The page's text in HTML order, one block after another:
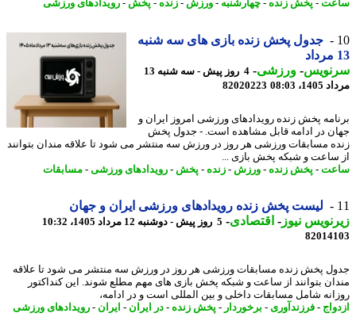
-پخش زنده -چهارشنبه-ورزش -زنده -پخش-رویدادهای ورزشی
جدول پخش زنده بازی های سه شنبه
-ورزشی-
4 روز پیش - سه شنبه 13
08:03
82020223
پخش زنده رویدادهای ورزشی امروز ایران و
در ادامه قابل مشاهده است. - جدول پخش
مسابقات ورزشی هر روز در ورزش سه منتشر می شود تا علاقه مندان بتوانند
و شبکه پخش بازی ...
-پخش زنده -ورزش -زنده -پخش-رویدادهای ورزشی -مسابقات
لیست پخش زنده رویدادهای ورزشی ایران و جهان
نیوز-اقتصادی-5 روز پیش - دوشنبه 12 مرداد 1405، 10:32
پخش زنده مسابقات ورزشی هر روز در ورزش سه منتشر می شود تا علاقه
بتوانند از ساعت و شبکه پخش بازی های مهم مطلع شوند. این کنداکتور
شامل مسابقات داخلی و بین المللی است و در ادامه،
-فرزندآوری - برخوردار-پخش زنده -در ایران - ایران - رویدادهای ورزشی